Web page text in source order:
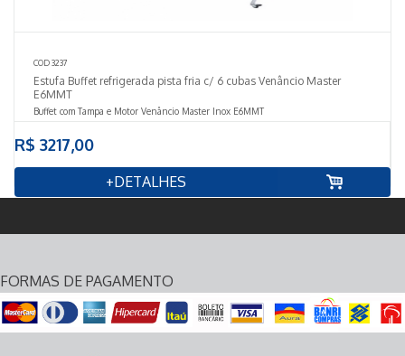
COD 3237
Estufa Buffet refrigerada pista fria c/ 6 cubas Venâncio Master
E6MMT
Buffet com Tampa e Motor Venâncio Master Inox E6MMT
R$ 3217,00
+DETALHES
FORMAS DE PAGAMENTO